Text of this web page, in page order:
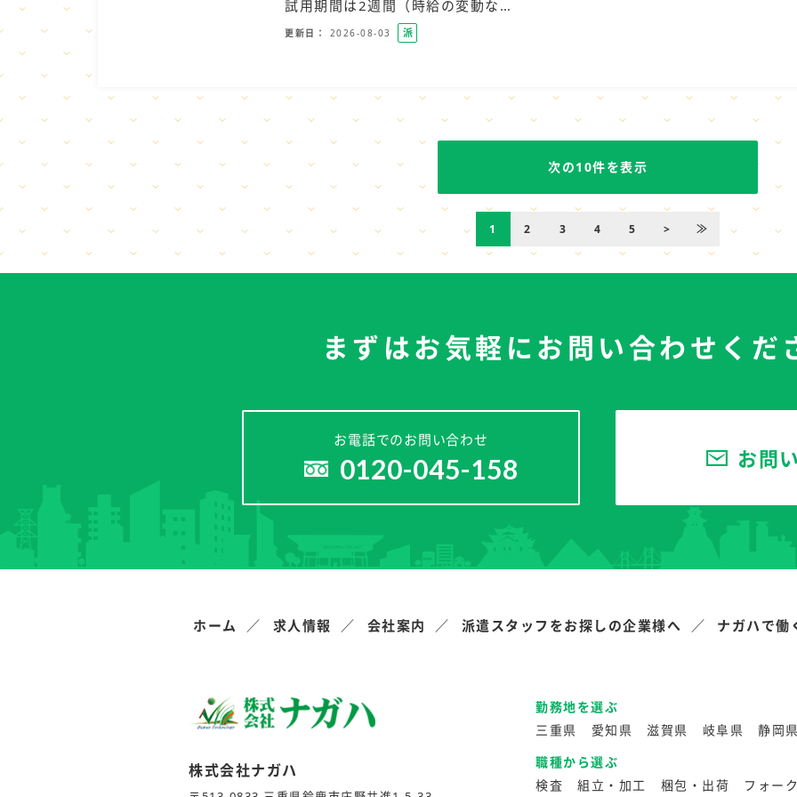
試用期間は2週間（時給の変動な…
更新日 2026-08-03
派
次の10件を表示
1 2 3 4 5 > ≫
まずはお気軽にお問い合わせくだ
お電話でのお問い合わせ
0120-045-158 お問
ホーム 求人情報 会社案内 派遣スタッフをお探しの企業様へ ナガハで働
勤務地を選ぶ
三重県
愛知県 滋賀県 岐阜県
静岡
職種から選ぶ
検査
組立・加工 梱包・出荷 フォー
株式会社ナガハ